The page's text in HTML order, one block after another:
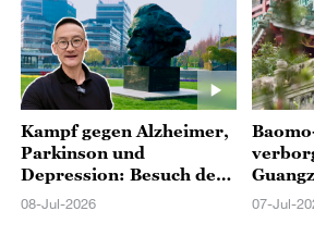
Kampf gegen Alzheimer,
Parkinson und
Depression: Besuch des
IRCBC in Shanghai
08-Jul-2026 07-Jul-